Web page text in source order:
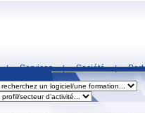
| Services | Société |